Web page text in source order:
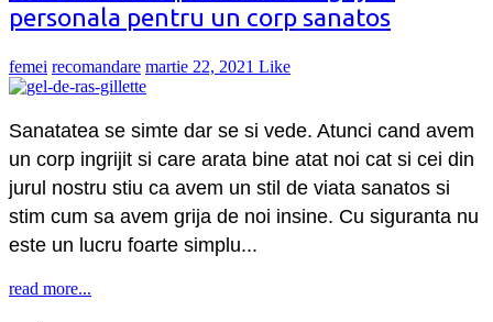
personala pentru un corp sanatos
femei recomandare martie 22, 2021 Like
Sanatatea se simte dar se si vede. Atunci cand avem
un corp ingrijit si care arata bine atat noi cat si cei din
jurul nostru stiu ca avem un stil de viata sanatos si
stim cum sa avem grija de noi insine. Cu siguranta nu
este un lucru foarte simplu...
read more...